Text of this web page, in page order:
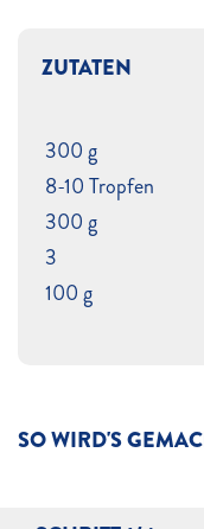
SO WIRD'S
ZUTATEN
300 g
8-10 Tropfen
300 g
3
100 g